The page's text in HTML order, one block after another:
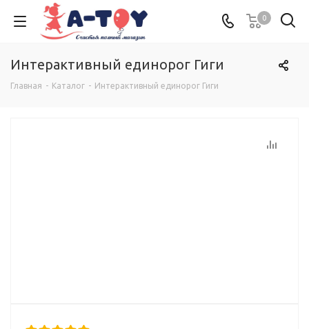
0
Интерактивный единорог Гиги
Главная - Каталог - Интерактивный единорог Гиги